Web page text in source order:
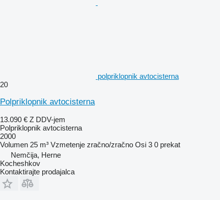
polpriklopnik avtocisterna
20
Polpriklopnik avtocisterna
13.090 € Z DDV-jem
Polpriklopnik avtocisterna
2000
Volumen 25 m³ Vzmetenje zračno/zračno Osi 3 0 prekat
Nemčija, Herne
Kocheshkov
Kontaktirajte prodajalca